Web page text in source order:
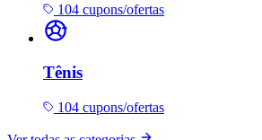
104 cupons/ofertas
Tênis
104 cupons/ofertas